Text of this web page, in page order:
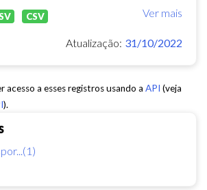
Ver mais
CSV
Atualização: 31/10/2022
acesso a esses registros usando a API (veja
).